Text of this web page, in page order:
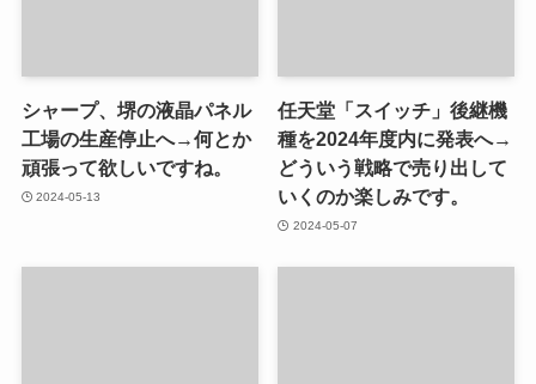
シャープ、堺の液晶パネル
工場の生産停止へ→何とか
頑張って欲しいですね。
2024-05-13
任天堂「スイッチ」後継機
種を2024年度内に発表へ→
どういう戦略で売り出して
いくのか楽しみです。
2024-05-07